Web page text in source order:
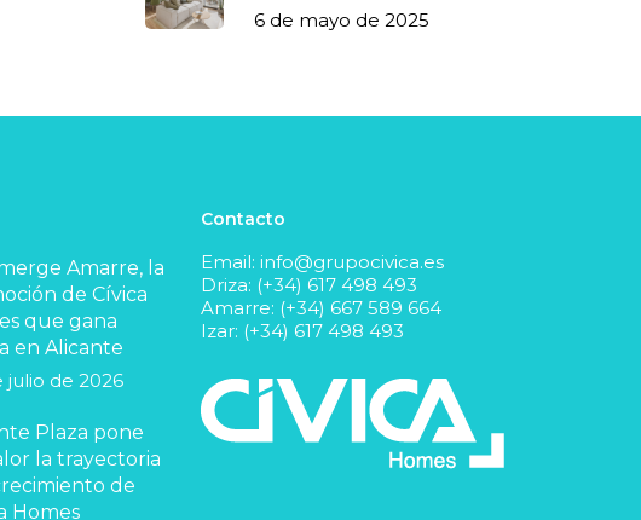
6 de mayo de 2025
Amarre, la
de Cívica
que gana
en Alicante
julio de 2026
Plaza pone
la trayectoria
de
Homes
Contacto
Email: info@grupocivica.es
Driza: (+34) 617 498 493
Amarre: (+34) 667 589 664
Izar: (+34) 617 498 493